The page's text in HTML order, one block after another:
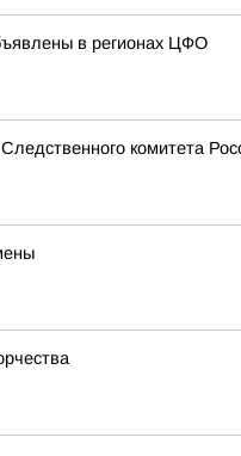
в регионах ЦФО
комитета